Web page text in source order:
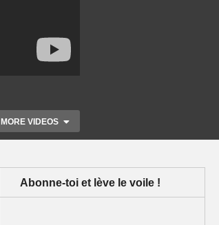
MORE VIDEOS
Abonne-toi et lève le voile !